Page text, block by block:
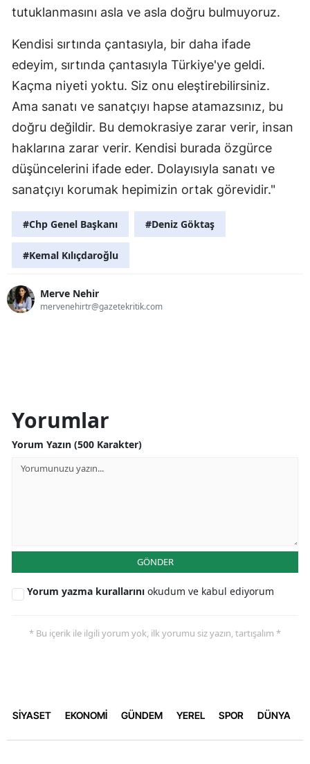
tutuklanmasını asla ve asla doğru bulmuyoruz.
Kendisi sırtında çantasıyla, bir daha ifade
edeyim, sırtında çantasıyla Türkiye'ye geldi.
Kaçma niyeti yoktu. Siz onu eleştirebilirsiniz.
Ama sanatı ve sanatçıyı hapse atamazsınız, bu
doğru değildir. Bu demokrasiye zarar verir, insan
haklarına zarar verir. Kendisi burada özgürce
düşüncelerini ifade eder. Dolayısıyla sanatı ve
sanatçıyı korumak hepimizin ortak görevidir."
#Chp Genel Başkanı #Deniz Göktaş
#Kemal Kılıçdaroğlu
Merve Nehir
mervenehirtr@gazetekritik.com
Yorumlar
Yorum Yazın (500 Karakter)
GÖNDER
Yorum yazma kurallarını okudum ve kabul ediyorum
* Bu içerik ile ilgili yorum yok, ilk yorumu siz yazın, tartışalım *
SİYASET EKONOMİ GÜNDEM YEREL SPOR DÜNYA